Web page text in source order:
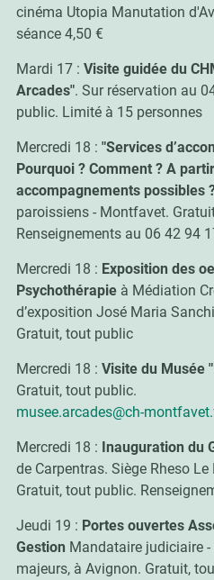
cinéma Utopia Manutation
séance 4,50 €
Mardi 17 : Visite guidée du
Arcades". Sur réservation au
public. Limité à 15 personnes
Mercredi 18 : "Services
Pourquoi ? Comment ? A
accompagnements possibles
paroissiens - Montfavet.
Renseignements au 06 42 94
Mercredi 18 : Exposition des
Psychothérapieà Médiation
d’exposition José Maria
Gratuit, tout public
Mercredi 18 : Visite du Musée
Gratuit, tout public.
musee.arcades@ch-
Mercredi 18 : Inauguration du
de Carpentras. Siège Rheso
Gratuit, tout public.
Jeudi 19 : Portes ouvertes
Gestion Mandataire judiciaire
majeurs, à Avignon. Gratuit,